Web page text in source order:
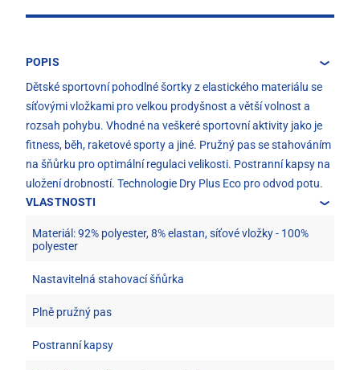
POPIS
Dětské sportovní pohodlné šortky z elastického materiálu se
síťovými vložkami pro velkou prodyšnost a větší volnost a
rozsah pohybu. Vhodné na veškeré sportovní aktivity jako je
fitness, běh, raketové sporty a jiné. Pružný pas se stahováním
na šňůrku pro optimální regulaci velikosti. Postranní kapsy na
uložení drobností. Technologie Dry Plus Eco pro odvod potu.
VLASTNOSTI
Materiál: 92% polyester, 8% elastan, síťové vložky - 100%
polyester
Nastavitelná stahovací šňůrka
Plně pružný pas
Postranní kapsy